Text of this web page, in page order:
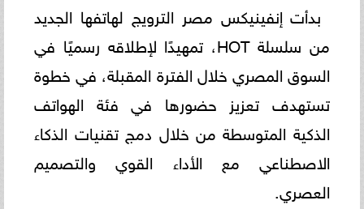
بدأت إنفينيكس مصر الترويج لهاتفها الجديد
من سلسلة HOT، تمهيدًا لإطلاقه رسميًا في
السوق المصري خلال الفترة المقبلة، في خطوة
تستهدف تعزيز حضورها في فئة الهواتف
الذكية المتوسطة من خلال دمج تقنيات الذكاء
الاصطناعي مع الأداء القوي والتصميم
العصري.